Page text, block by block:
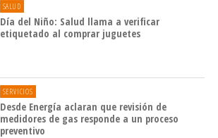
SALUD
Día del Niño: Salud llama a verificar
etiquetado al comprar juguetes
SERVICIOS
Desde Energía aclaran que revisión de
medidores de gas responde a un proceso
preventivo